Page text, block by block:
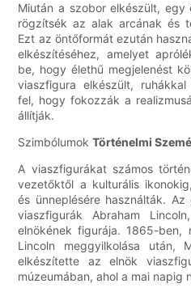
Miután a szobor elkészült,
rögzítsék az alak arcának és
Ezt az öntőformát ezután
elkészítéséhez, amelyet
be, hogy élethű megjelenést
viaszfigura elkészült,
fel, hogy fokozzák a
állítják.
SzimbólumokTörténelmi
A viaszfigurákat számos
vezetőktől a kulturális
és ünneplésére használták.
viaszfigurák Abraham
elnökének figurája. 1865-ben,
Lincoln meggyilkolása után,
elkészítette az elnök
múzeumában, ahol a mai napig